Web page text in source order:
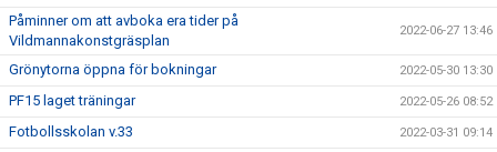
Påminner om att avboka era tider på
Vildmannakonstgräsplan
2022-06-27 13:46
Grönytorna öppna för bokningar 2022-05-30 13:30
PF15 laget träningar 2022-05-26 08:52
Fotbollsskolan v.33 2022-03-31 09:14